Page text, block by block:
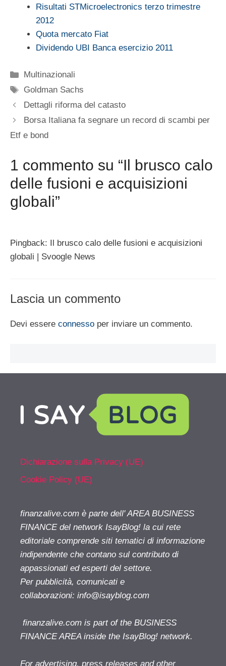
Risultati STMicroelectronics terzo trimestre
2012
Quota mercato Fiat
Dividendo UBI Banca esercizio 2011
Categorie
Multinazionali
Tag
Goldman Sachs
Dettagli riforma del catasto
Borsa Italiana fa segnare un record di scambi per
Etf e bond
1 commento su “Il brusco calo
delle fusioni e acquisizioni
globali”
Pingback: Il brusco calo delle fusioni e acquisizioni
globali | Svoogle News
Lascia un commento
Devi essere connesso per inviare un commento.
Dichiarazione sulla Privacy (UE)
Cookie Policy (UE)
finanzalive.com è parte dell' AREA BUSINESS
FINANCE del network IsayBlog! la cui rete
editoriale comprende siti tematici di informazione
indipendente che contano sul contributo di
appassionati ed esperti del settore.
Per pubblicità, comunicati e
collaborazioni: info@isayblog.com
finanzalive.com is part of the BUSINESS
FINANCE AREA inside the IsayBlog! network.
For advertising, press releases and other